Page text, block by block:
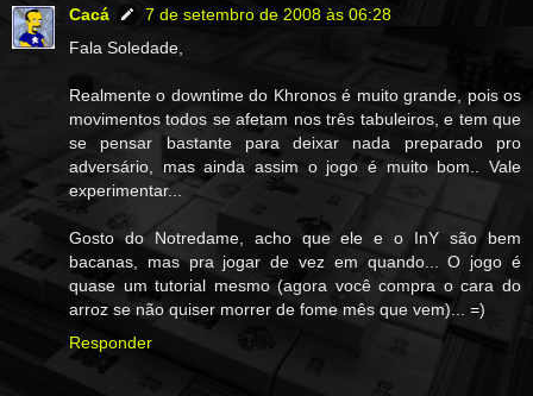
Cacá
7 de setembro de 2008 às 06:28
Fala Soledade,
Realmente o downtime do Khronos é muito grande, pois os
movimentos todos se afetam nos três tabuleiros, e tem que
se pensar bastante para deixar nada preparado pro
adversário, mas ainda assim o jogo é muito bom.. Vale
experimentar...
Gosto do Notredame, acho que ele e o InY são bem
bacanas, mas pra jogar de vez em quando... O jogo é
quase um tutorial mesmo (agora você compra o cara do
arroz se não quiser morrer de fome mês que vem)... =)
Responder